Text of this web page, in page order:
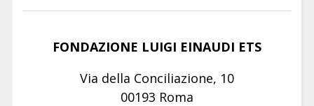
FONDAZIONE LUIGI EINAUDI ETS
Via della Conciliazione, 10
00193 Roma